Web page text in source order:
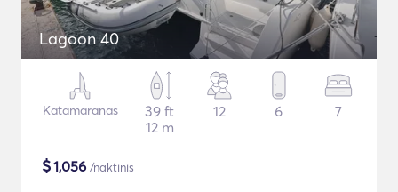
Lagoon 40
Katamaranas
39 ft
12 m
12 6 7
$1,056 /naktinis